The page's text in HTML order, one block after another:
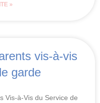
»
vis-à-vis
garde
Vis-à-Vis du Service de